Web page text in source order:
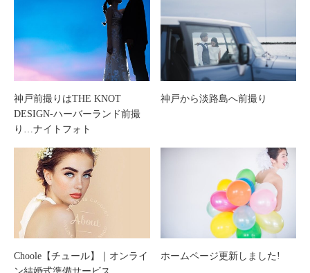
神戸前撮りはTHE KNOT
DESIGN-ハーバーランド前撮
り…ナイトフォト
神戸から淡路島へ前撮り
Choole【チュール】｜オンライ
ホームページ更新しました!